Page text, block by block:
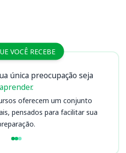
VOCÊ RECEBE
única preocupação seja
aprender.
oferecem um conjunto
pensados para facilitar sua